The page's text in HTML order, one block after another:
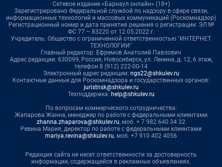
Сетевое издание «Барнаул онлайн» (18+)
Зарегистрировано Федеральной службой по надзору в сфере связи,
информационных технологий и массовых коммуникаций (Роскомнадзор)
Регистрационный номер и дата принятия решения о регистрации: ЭЛ №
ФС 77 – 83220 от 12.05.2022 г.
Учредитель: Общество с ограниченной ответственностью "ИНТЕРНЕТ
ТЕХНОЛОГИИ"
Главный редактор: Ефремов Анатолий Павлович
Адрес редакции: 630099, Россия, Новосибирск, ул. Ленина, д. 12, 6 этаж,
телефон 8 (912) 222-00-14
Электронный адрес редакции: ngs22@shkulev.ru
Контактные данные для Роскомнадзора и государственных органов:
juristnsk@shkulev.ru
Техподдержка: help@shkulev.ru
По вопросам коммерческого сотрудничества:
Жапарова Жанна, менеджер по работе с федеральными клиентами
zhanna.zhaparova@shkulev.ru, моб. + 7 982 640 34 32
Ревина Мария, директор по работе с федеральными клиентами
mariya.revina@shkulev.ru, моб. +7 910 402 4056
Редакция сайта не несет ответственности за достоверность
информации, содержащейся в рекламных объявлениях.